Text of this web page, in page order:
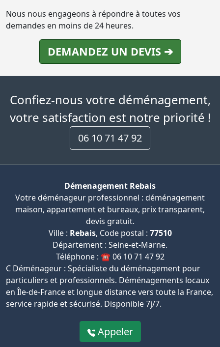
Nous nous engageons à répondre à toutes vos
demandes en moins de 24 heures.
DEMANDEZ UN DEVIS ➔
Confiez-nous votre déménagement,
votre satisfaction est notre priorité !
06 10 71 47 92
Démenagement Rebais
Votre déménageur professionnel : déménagement
maison, appartement et bureaux, prix transparent,
devis gratuit.
Ville : Rebais, Code postal : 77510
Département : Seine-et-Marne.
Téléphone : ☎️ 06 10 71 47 92
C Déménageur : Spécialiste du déménagement pour
particuliers et professionnels. Déménagements locaux
en Île-de-France et longue distance vers toute la France,
service rapide et sécurisé. Disponible 7j/7.
Appeler